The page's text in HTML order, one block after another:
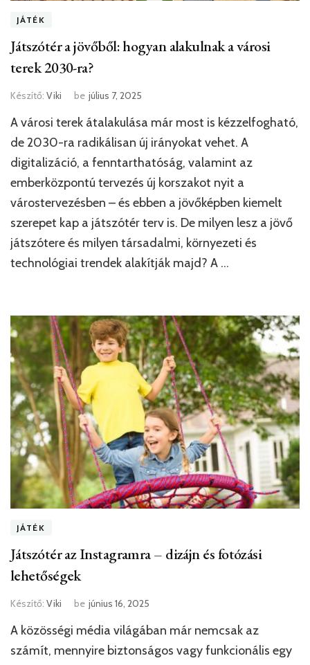
JÁTÉK
Játszótér a jövőből: hogyan alakulnak a városi
terek 2030-ra?
Készítő: Viki be július 7, 2025
A városi terek átalakulása már most is kézzelfogható,
de 2030-ra radikálisan új irányokat vehet. A
digitalizáció, a fenntarthatóság, valamint az
emberközpontú tervezés új korszakot nyit a
várostervezésben – és ebben a jövőképben kiemelt
szerepet kap a játszótér terv is. De milyen lesz a jövő
játszótere és milyen társadalmi, környezeti és
technológiai trendek alakítják majd? A …
JÁTÉK
Játszótér az Instagramra – dizájn és fotózási
lehetőségek
Készítő: Viki be június 16, 2025
A közösségi média világában már nemcsak az
számít, mennyire biztonságos vagy funkcionális egy